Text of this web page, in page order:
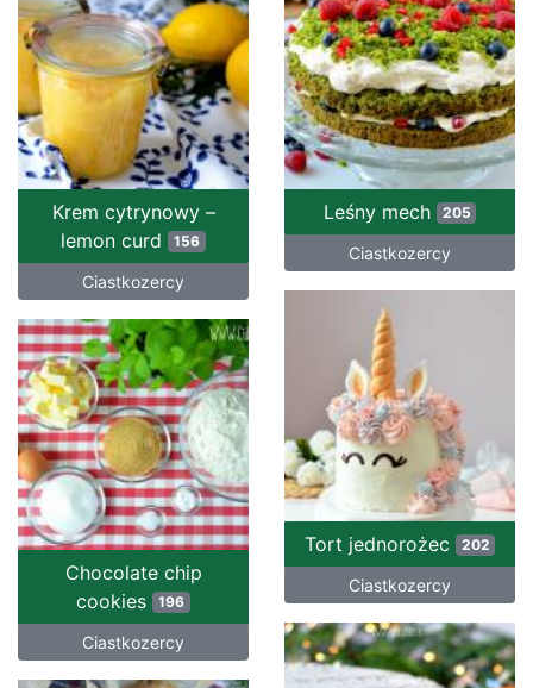
Krem cytrynowy –
lemon curd 156
Ciastkozercy
Leśny mech 205
Ciastkozercy
Tort jednorożec 202
Ciastkozercy
Chocolate chip
cookies 196
Ciastkozercy